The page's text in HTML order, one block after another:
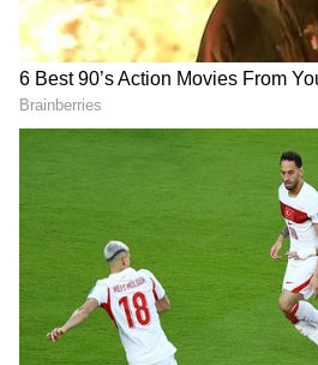
ஏசியாநெட் தமிழ்-ஐ